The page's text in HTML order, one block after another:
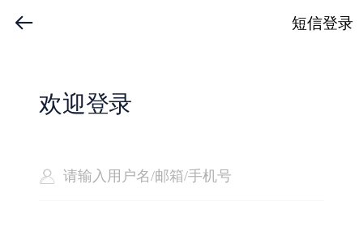
短信登录
欢迎登录